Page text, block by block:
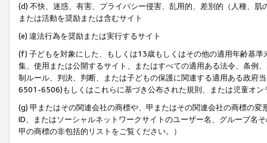
(d) 不快、迷惑、有害、プライバシー侵害、乱用的、差別的（人種、
または活動を奨励または含むサイト
(e) 違法行為を奨励または実行するサイト
(f) 子どもを対象にした、もしくは13歳もしくはその他の適用年齢基
集、使用または公開するサイト、またはすべての適用ある法令、条例
制ルール、判決、判断、または子どもの保護に関連する適用ある政府
6501-6506)もしくはこれらに基づき公布された規則、または児童オン
(g) 甲またはその関連会社の商標や、甲またはその関連会社の商標の
ID、またはソーシャルネットワークサイトのユーザー名、グループ名
甲の商標の非包括的リストをご覧ください。）